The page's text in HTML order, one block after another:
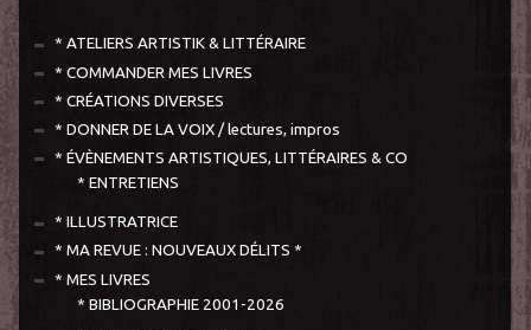
* ATELIERS ARTISTIK & LITTÉRAIRE
* COMMANDER MES LIVRES
* CRÉATIONS DIVERSES
* DONNER DE LA VOIX / lectures, impros
* ÉVÈNEMENTS ARTISTIQUES, LITTÉRAIRES & CO
* ENTRETIENS
* ILLUSTRATRICE
* MA REVUE : NOUVEAUX DÉLITS *
* MES LIVRES
* BIBLIOGRAPHIE 2001-2026